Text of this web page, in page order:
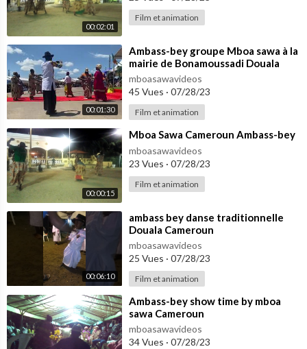
00:02:01
Film et animation
00:01:30
⁣Ambass-bey groupe Mboa sawa à la
mairie de Bonamoussadi Douala
Cameroun 🇨🇲
mboasawavideos
45 Vues · 07/28/23
Film et animation
00:00:15
⁣Mboa Sawa Cameroun Ambass-bey
mboasawavideos
23 Vues · 07/28/23
Film et animation
00:06:10
⁣ambass bey danse traditionnelle
Douala Cameroun
mboasawavideos
25 Vues · 07/28/23
Film et animation
⁣Ambass-bey show time by mboa
sawa Cameroun
mboasawavideos
34 Vues · 07/28/23